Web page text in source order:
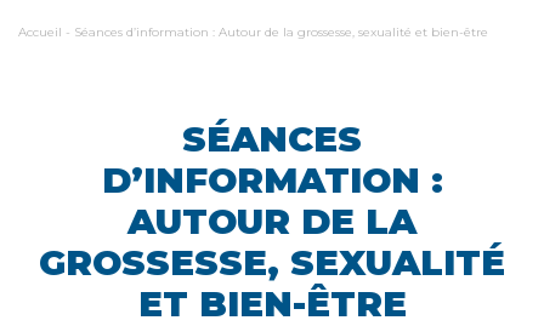
Accueil - Séances d’information : Autour de la grossesse, sexualité et bien-être
SÉANCES
D’INFORMATION :
AUTOUR DE LA
GROSSESSE, SEXUALITÉ
ET BIEN-ÊTRE